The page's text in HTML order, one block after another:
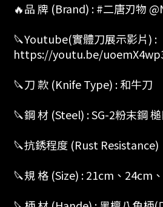
🔥品 牌 (Brand) : #二唐刃物
🔪Youtube(實體刀展示影片) :
https://youtu.be/
🔪刀 款 (Knife Type) : 和牛刀
🔪鋼 材 (Steel) : SG-2粉末鋼
🔪抗銹程度 (Rust Resistance)
🔪規 格 (Size) :21cm、 24cm